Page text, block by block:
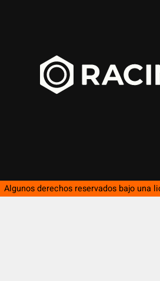
Algunos derechos reservados bajo una